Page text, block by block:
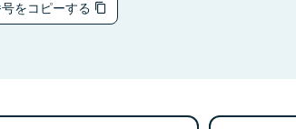
をコピーする